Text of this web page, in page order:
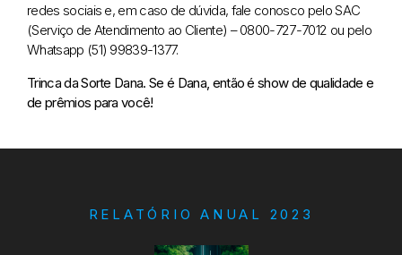
redes sociais e, em caso de dúvida, fale conosco pelo SAC
(Serviço de Atendimento ao Cliente) – 0800-727-7012 ou pelo
Whatsapp (51) 99839-1377.
Trinca da Sorte Dana. Se é Dana, então é show de qualidade e
de prêmios para você!
RELATÓRIO ANUAL 2023